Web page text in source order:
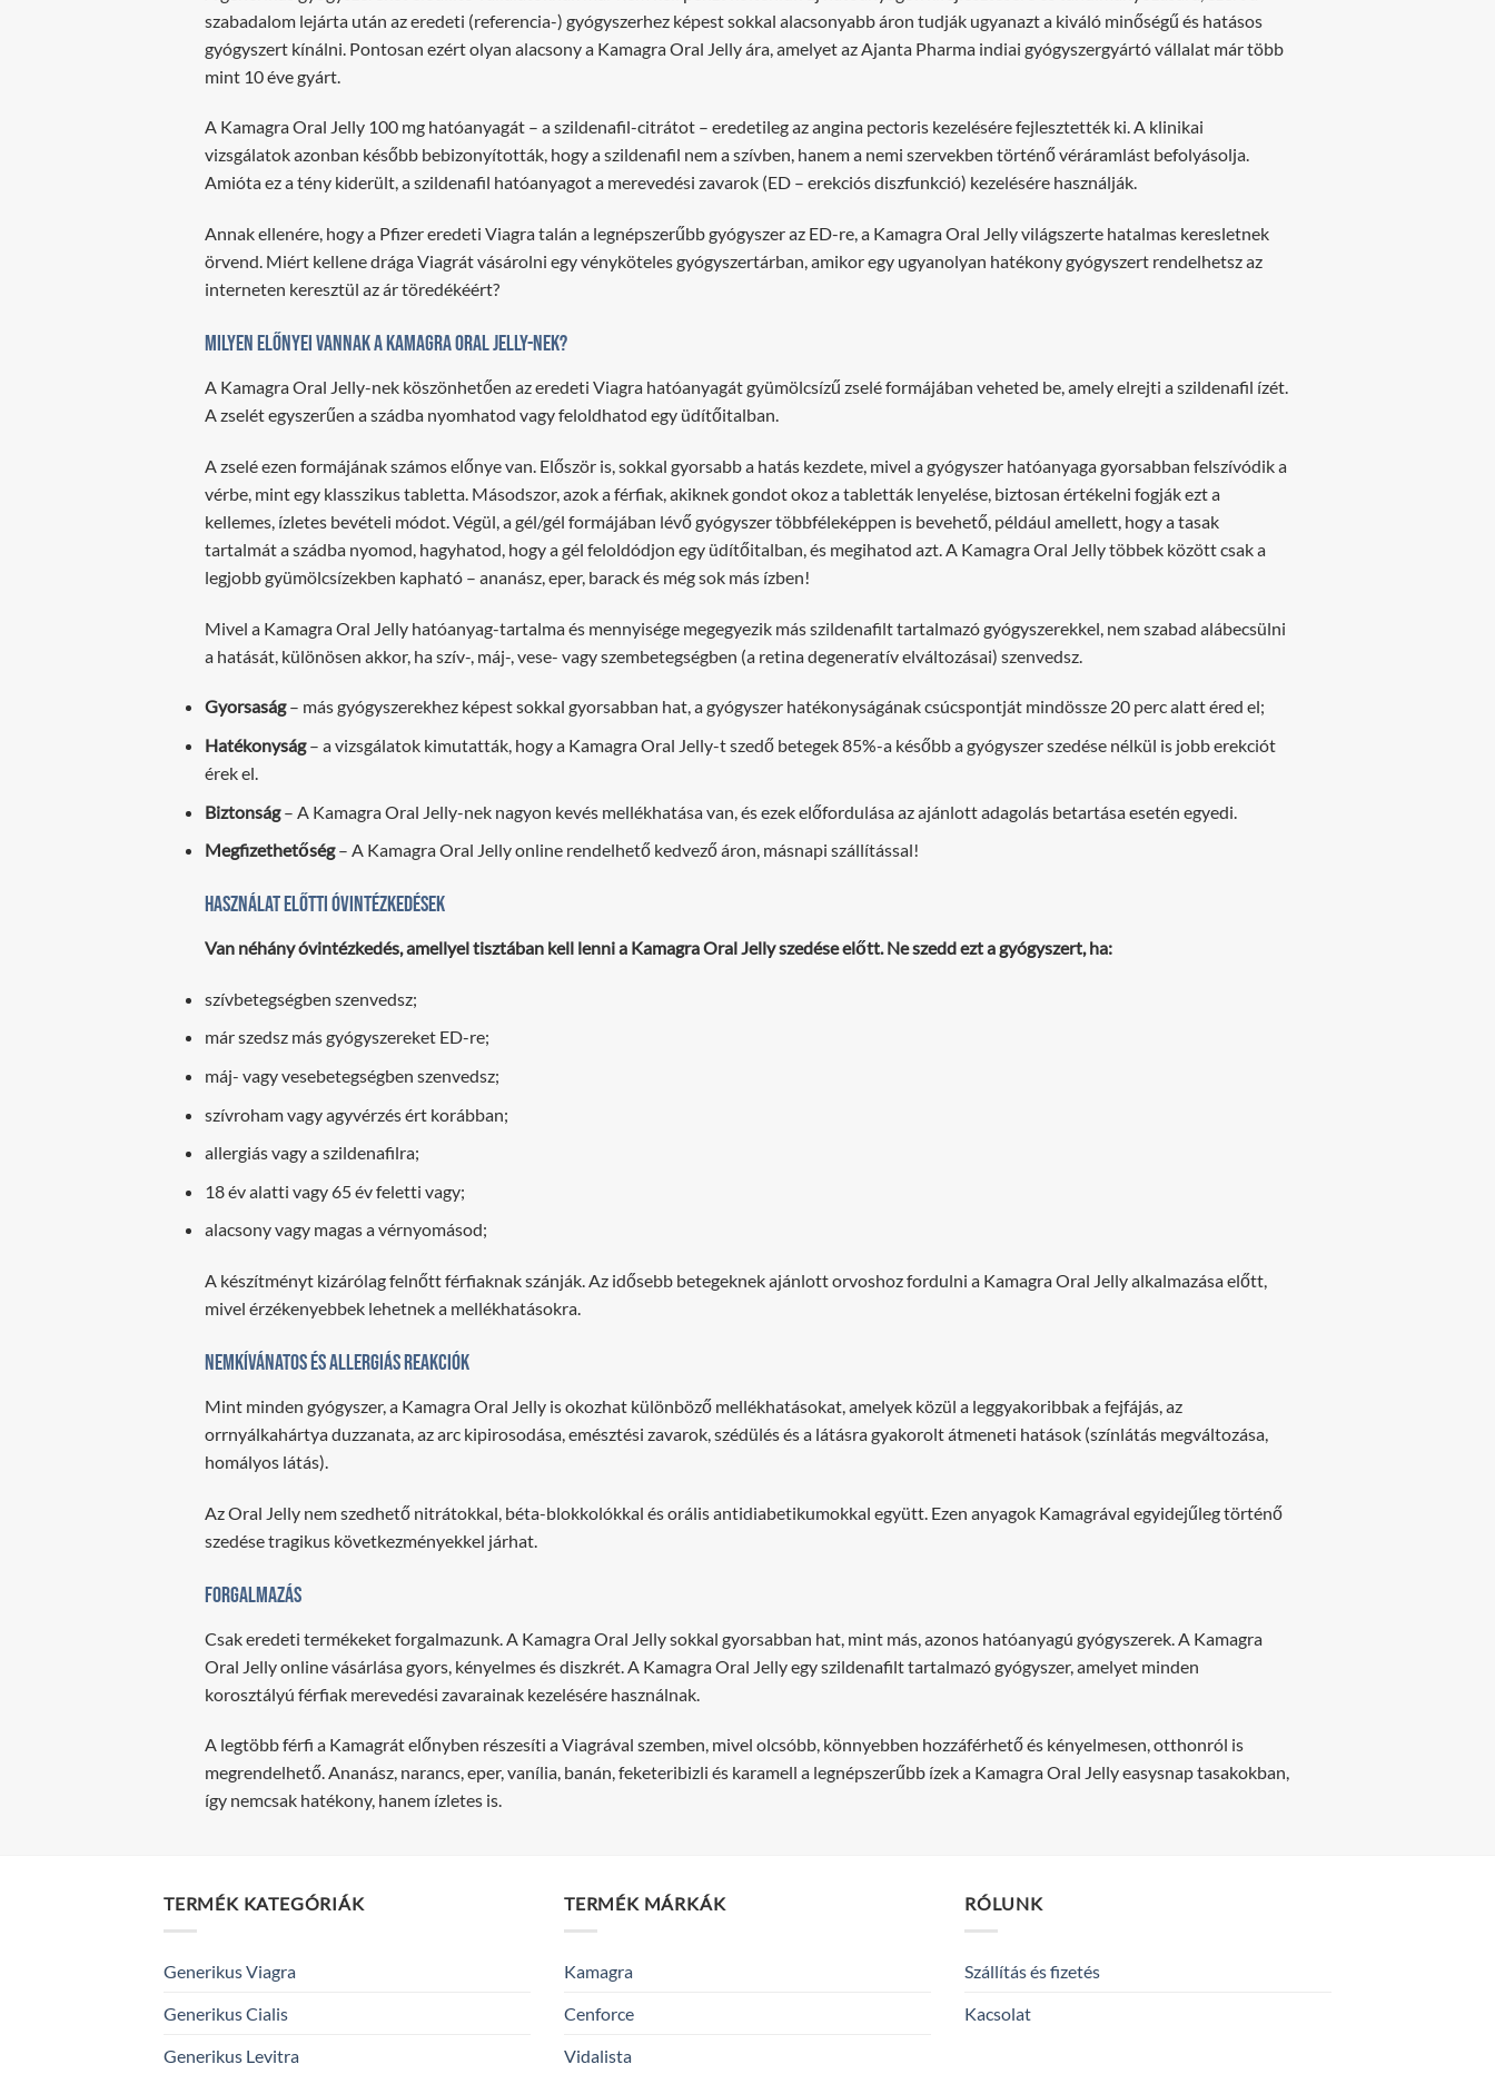
szabadalom lejárta után az eredeti (referencia-) gyógyszerhez képest sokkal alacsonyabb áron tudják ugyanazt a kiváló minőségű és hatásos
gyógyszert kínálni. Pontosan ezért olyan alacsony a Kamagra Oral Jelly ára, amelyet az Ajanta Pharma indiai gyógyszergyártó vállalat már több
mint 10 éve gyárt.
A Kamagra Oral Jelly 100 mg hatóanyagát – a szildenafil-citrátot – eredetileg az angina pectoris kezelésére fejlesztették ki. A klinikai
vizsgálatok azonban később bebizonyították, hogy a szildenafil nem a szívben, hanem a nemi szervekben történő véráramlást befolyásolja.
Amióta ez a tény kiderült, a szildenafil hatóanyagot a merevedési zavarok (ED – erekciós diszfunkció) kezelésére használják.
Annak ellenére, hogy a Pfizer eredeti Viagra talán a legnépszerűbb gyógyszer az ED-re, a Kamagra Oral Jelly világszerte hatalmas keresletnek
örvend. Miért kellene drága Viagrát vásárolni egy vényköteles gyógyszertárban, amikor egy ugyanolyan hatékony gyógyszert rendelhetsz az
interneten keresztül az ár töredékéért?
Milyen előnyei vannak a Kamagra Oral Jelly-nek?
A Kamagra Oral Jelly-nek köszönhetően az eredeti Viagra hatóanyagát gyümölcsízű zselé formájában veheted be, amely elrejti a szildenafil ízét.
A zselét egyszerűen a szádba nyomhatod vagy feloldhatod egy üdítőitalban.
A zselé ezen formájának számos előnye van. Először is, sokkal gyorsabb a hatás kezdete, mivel a gyógyszer hatóanyaga gyorsabban felszívódik a
vérbe, mint egy klasszikus tabletta. Másodszor, azok a férfiak, akiknek gondot okoz a tabletták lenyelése, biztosan értékelni fogják ezt a
kellemes, ízletes bevételi módot. Végül, a gél/gél formájában lévő gyógyszer többféleképpen is bevehető, például amellett, hogy a tasak
tartalmát a szádba nyomod, hagyhatod, hogy a gél feloldódjon egy üdítőitalban, és megihatod azt. A Kamagra Oral Jelly többek között csak a
legjobb gyümölcsízekben kapható – ananász, eper, barack és még sok más ízben!
Mivel a Kamagra Oral Jelly hatóanyag-tartalma és mennyisége megegyezik más szildenafilt tartalmazó gyógyszerekkel, nem szabad alábecsülni
a hatását, különösen akkor, ha szív-, máj-, vese- vagy szembetegségben (a retina degeneratív elváltozásai) szenvedsz.
Gyorsaság– más gyógyszerekhez képest sokkal gyorsabban hat, a gyógyszer hatékonyságának csúcspontját mindössze 20 perc alatt éred el;
Hatékonyság– a vizsgálatok kimutatták, hogy a Kamagra Oral Jelly-t szedő betegek 85%-a később a gyógyszer szedése nélkül is jobb erekciót
érek el.
Biztonság– A Kamagra Oral Jelly-nek nagyon kevés mellékhatása van, és ezek előfordulása az ajánlott adagolás betartása esetén egyedi.
Megfizethetőség– A Kamagra Oral Jelly online rendelhető kedvező áron, másnapi szállítással!
Használat előtti óvintézkedések
Van néhány óvintézkedés, amellyel tisztában kell lenni a Kamagra Oral Jelly szedése előtt. Ne szedd ezt a gyógyszert, ha:
szívbetegségben szenvedsz;
már szedsz más gyógyszereket ED-re;
máj- vagy vesebetegségben szenvedsz;
szívroham vagy agyvérzés ért korábban;
allergiás vagy a szildenafilra;
18 év alatti vagy 65 év feletti vagy;
alacsony vagy magas a vérnyomásod;
A készítményt kizárólag felnőtt férfiaknak szánják. Az idősebb betegeknek ajánlott orvoshoz fordulni a Kamagra Oral Jelly alkalmazása előtt,
mivel érzékenyebbek lehetnek a mellékhatásokra.
Nemkívánatos és allergiás reakciók
Mint minden gyógyszer, a Kamagra Oral Jelly is okozhat különböző mellékhatásokat, amelyek közül a leggyakoribbak a fejfájás, az
orrnyálkahártya duzzanata, az arc kipirosodása, emésztési zavarok, szédülés és a látásra gyakorolt átmeneti hatások (színlátás megváltozása,
homályos látás).
Az Oral Jelly nem szedhető nitrátokkal, béta-blokkolókkal és orális antidiabetikumokkal együtt. Ezen anyagok Kamagrával egyidejűleg történő
szedése tragikus következményekkel járhat.
Forgalmazás
Csak eredeti termékeket forgalmazunk. A Kamagra Oral Jelly sokkal gyorsabban hat, mint más, azonos hatóanyagú gyógyszerek. A Kamagra
Oral Jelly online vásárlása gyors, kényelmes és diszkrét. A Kamagra Oral Jelly egy szildenafilt tartalmazó gyógyszer, amelyet minden
korosztályú férfiak merevedési zavarainak kezelésére használnak.
A legtöbb férfi a Kamagrát előnyben részesíti a Viagrával szemben, mivel olcsóbb, könnyebben hozzáférhető és kényelmesen, otthonról is
megrendelhető. Ananász, narancs, eper, vanília, banán, feketeribizli és karamell a legnépszerűbb ízek a Kamagra Oral Jelly easysnap tasakokban,
így nemcsak hatékony, hanem ízletes is.
TERMÉK KATEGÓRIÁK
Generikus Viagra
Generikus Cialis
Generikus Levitra
TERMÉK MÁRKÁK
Kamagra
Cenforce
Vidalista
RÓLUNK
Szállítás és fizetés
Kacsolat